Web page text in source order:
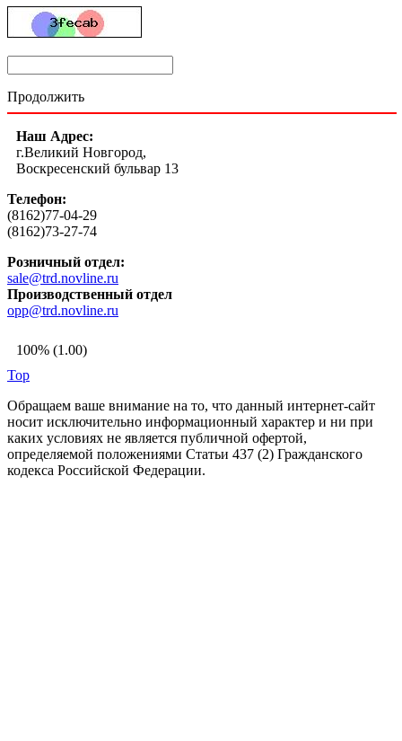
Продолжить
Наш Адрес:
г.Великий Новгород,
Воскресенский бульвар 13
Телефон:
(8162)77-04-29
(8162)73-27-74
Розничный отдел:
sale@trd.novline.ru
Производственный отдел
opp@trd.novline.ru
100% (1.00)
Top
Обращаем ваше внимание на то, что данный интернет-сайт
носит исключительно информационный характер и ни при
каких условиях не является публичной офертой,
определяемой положениями Статьи 437 (2) Гражданского
кодекса Российской Федерации.